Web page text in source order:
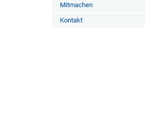
Mitmachen
Kontakt